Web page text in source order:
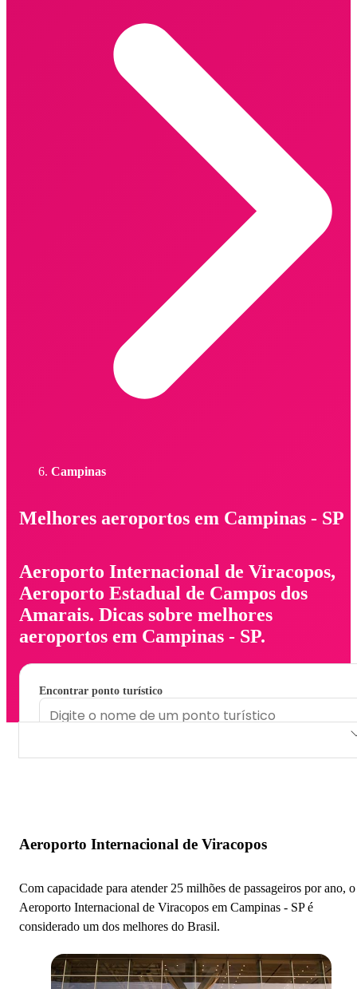
Campinas
Melhores aeroportos em Campinas - SP
Aeroporto Internacional de Viracopos,
Aeroporto Estadual de Campos dos
Amarais. Dicas sobre melhores
aeroportos em Campinas - SP.
Encontrar ponto turístico
Aeroporto Internacional de Viracopos
Com capacidade para atender 25 milhões de passageiros por ano, o
Aeroporto Internacional de Viracopos em Campinas - SP é
considerado um dos melhores do Brasil.